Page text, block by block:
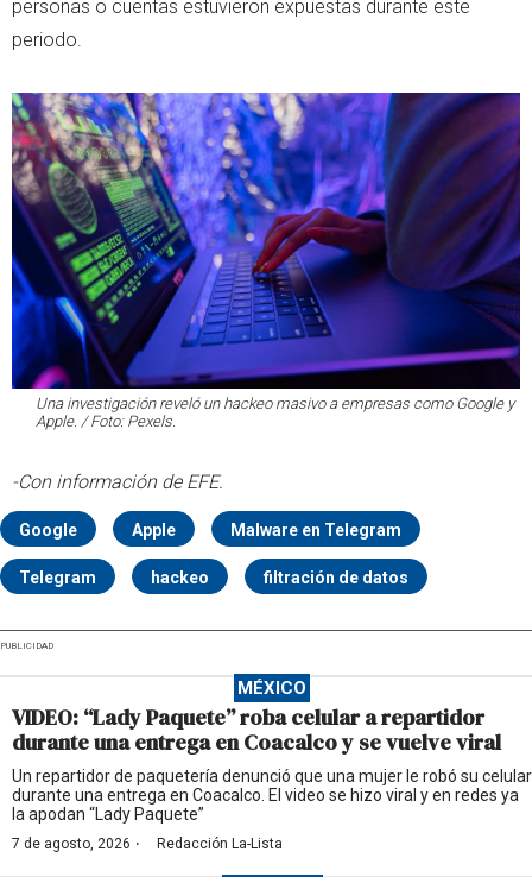
personas o cuentas estuvieron expuestas durante este
periodo.
Una investigación reveló un hackeo masivo a empresas como Google y
Apple. / Foto: Pexels.
-Con información de EFE.
Google Apple Malware en Telegram
Telegram hackeo filtración de datos
PUBLICIDAD
MÉXICO
VIDEO: “Lady Paquete” roba celular a repartidor
durante una entrega en Coacalco y se vuelve viral
Un repartidor de paquetería denunció que una mujer le robó su celular
durante una entrega en Coacalco. El video se hizo viral y en redes ya
la apodan “Lady Paquete”
7 de agosto, 2026 · Redacción La-Lista